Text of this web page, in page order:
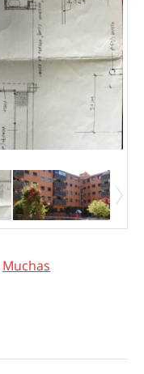
Muchas